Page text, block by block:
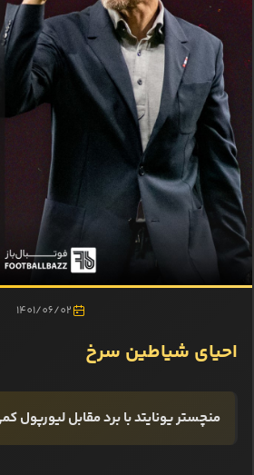
1401/06/02
احیای شیاطین سرخ
منچستر یونایتد با برد مقابل لیورپول